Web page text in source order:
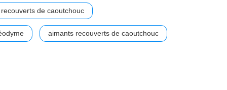
de caoutchouc
aimants recouverts de caoutchouc